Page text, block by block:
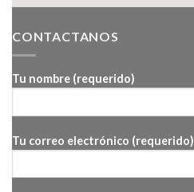
CONTACTANOS
Tu nombre (requerido)
Tu correo electrónico (requerido)